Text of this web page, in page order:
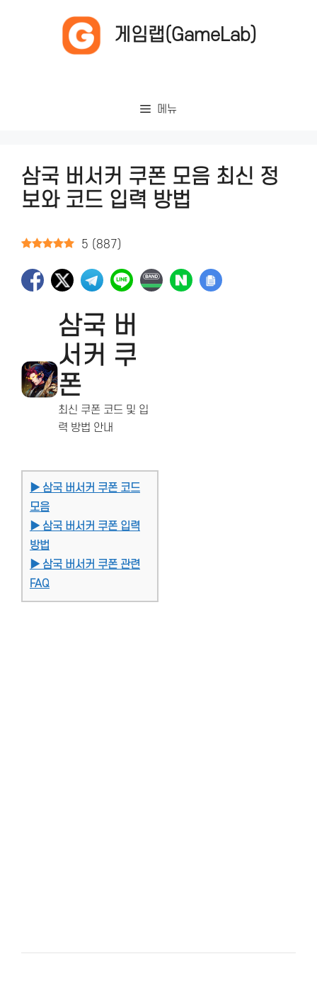
게임랩(GameLab)
메뉴
삼국 버서커 쿠폰 모음 최신 정
보와 코드 입력 방법
5 (887)
삼국 버
서커 쿠
폰
최신 쿠폰 코드 및 입
력 방법 안내
▶ 삼국 버서커 쿠폰 코드
모음
▶ 삼국 버서커 쿠폰 입력
방법
▶ 삼국 버서커 쿠폰 관련
FAQ